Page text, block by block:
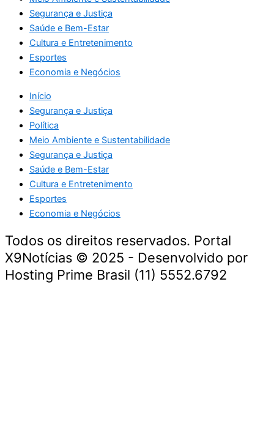
Segurança e Justiça
Saúde e Bem-Estar
Cultura e Entretenimento
Esportes
Economia e Negócios
Início
Segurança e Justiça
Política
Meio Ambiente e Sustentabilidade
Segurança e Justiça
Saúde e Bem-Estar
Cultura e Entretenimento
Esportes
Economia e Negócios
Todos os direitos reservados. Portal
X9Notícias © 2025 - Desenvolvido por
Hosting Prime Brasil (11) 5552.6792